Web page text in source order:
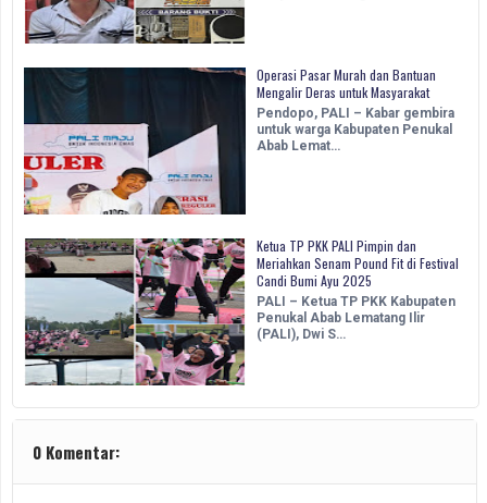
Operasi Pasar Murah dan Bantuan
Mengalir Deras untuk Masyarakat
Pendopo, PALI – Kabar gembira
untuk warga Kabupaten Penukal
Abab Lemat…
Ketua TP PKK PALI Pimpin dan
Meriahkan Senam Pound Fit di Festival
Candi Bumi Ayu 2025
PALI – Ketua TP PKK Kabupaten
Penukal Abab Lematang Ilir
(PALI), Dwi S…
0 Komentar: